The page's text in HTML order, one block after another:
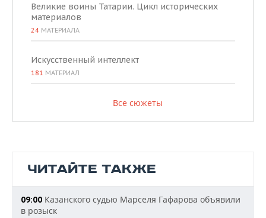
Великие воины Татарии. Цикл исторических
материалов
24 МАТЕРИАЛА
Искусственный интеллект
181 МАТЕРИАЛ
Все сюжеты
ЧИТАЙТЕ ТАКЖЕ
09:00 Казанского судью Марселя Гафарова объявили
в розыск